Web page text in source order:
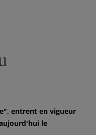
entrent en vigueur
le